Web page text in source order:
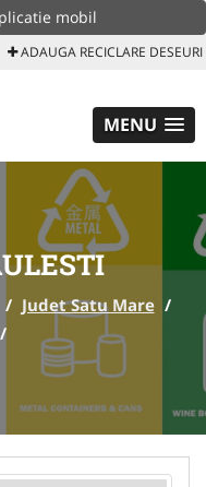
mobil
ADAUGA RECICLARE DESEURI
MENU
/ Judet Satu Mare /
/